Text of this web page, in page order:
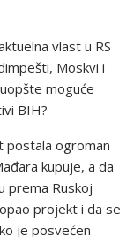
vlast u RS
Moskvi i
moguće
BIH?
postala ogroman
kupuje, a da
prema Ruskoj
projekt i da se
je posvećen